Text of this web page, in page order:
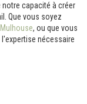
capacité à créer
Que vous soyez
, ou que vous
nécessaire